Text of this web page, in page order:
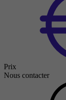
Prix
Nous contacter